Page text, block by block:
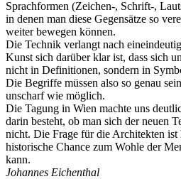
Sprachformen (Zeichen-, Schrift-,
in denen man diese Gegensätze so
weiter bewegen können.
Die Technik verlangt nach
Kunst sich darüber klar ist, dass sich
nicht in Definitionen, sondern in
Die Begriffe müssen also so genau
unscharf wie möglich.
Die Tagung in Wien machte uns
darin besteht, ob man sich der neuen
nicht. Die Frage für die Architekten ist
historische Chance zum Wohle der
kann.
Johannes Eichenthal